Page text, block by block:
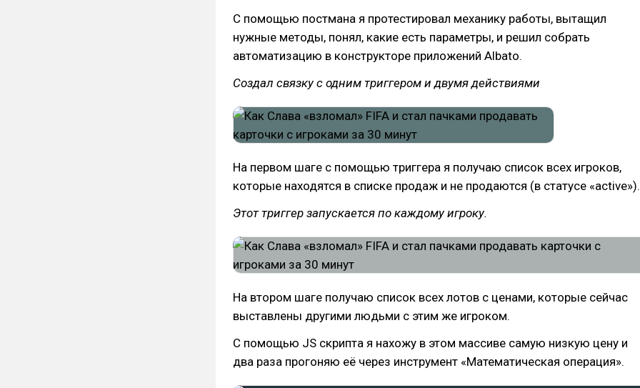
С помощью постмана я протестировал механику работы, вытащил
нужные методы, понял, какие есть параметры, и решил собрать
автоматизацию в конструкторе приложений Albato.
Создал связку с одним триггером и двумя действиями
На первом шаге с помощью триггера я получаю список всех игроков,
которые находятся в списке продаж и не продаются (в статусе «active»).
Этот триггер запускается по каждому игроку.
На втором шаге получаю список всех лотов с ценами, которые сейчас
выставлены другими людьми с этим же игроком.
С помощью JS скрипта я нахожу в этом массиве самую низкую цену и
два раза прогоняю её через инструмент «Математическая операция».